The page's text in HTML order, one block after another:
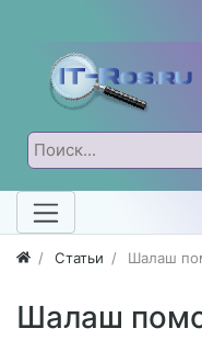
Статьи Шалаш
Шалаш